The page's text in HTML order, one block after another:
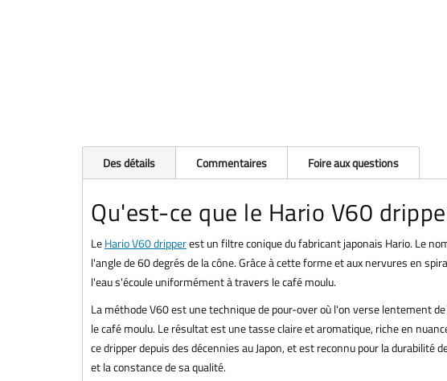
Des détails Commentaires Foire aux questions
Qu'est-ce que le Hario V60
LeHario V60 dripperest un filtre conique du fabricant japonais Hario. Le
l'angle de 60 degrés de la cône. Grâce à cette forme et aux nervures en
l'eau s'écoule uniformément à travers le café moulu.
La méthode V60 est une technique de pour-over où l'on verse lentement
le café moulu. Le résultat est une tasse claire et aromatique, riche en
ce dripper depuis des décennies au Japon, et est reconnu pour la durabilité
et la constance de sa qualité.